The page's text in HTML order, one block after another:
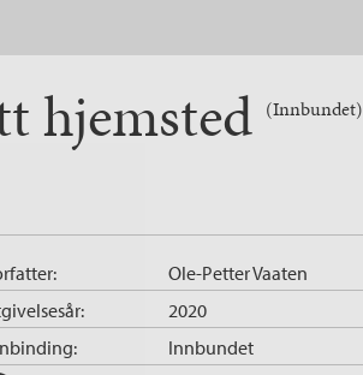
hjemsted (Innbundet)
Ole-Petter Vaaten
Innbundet
2020